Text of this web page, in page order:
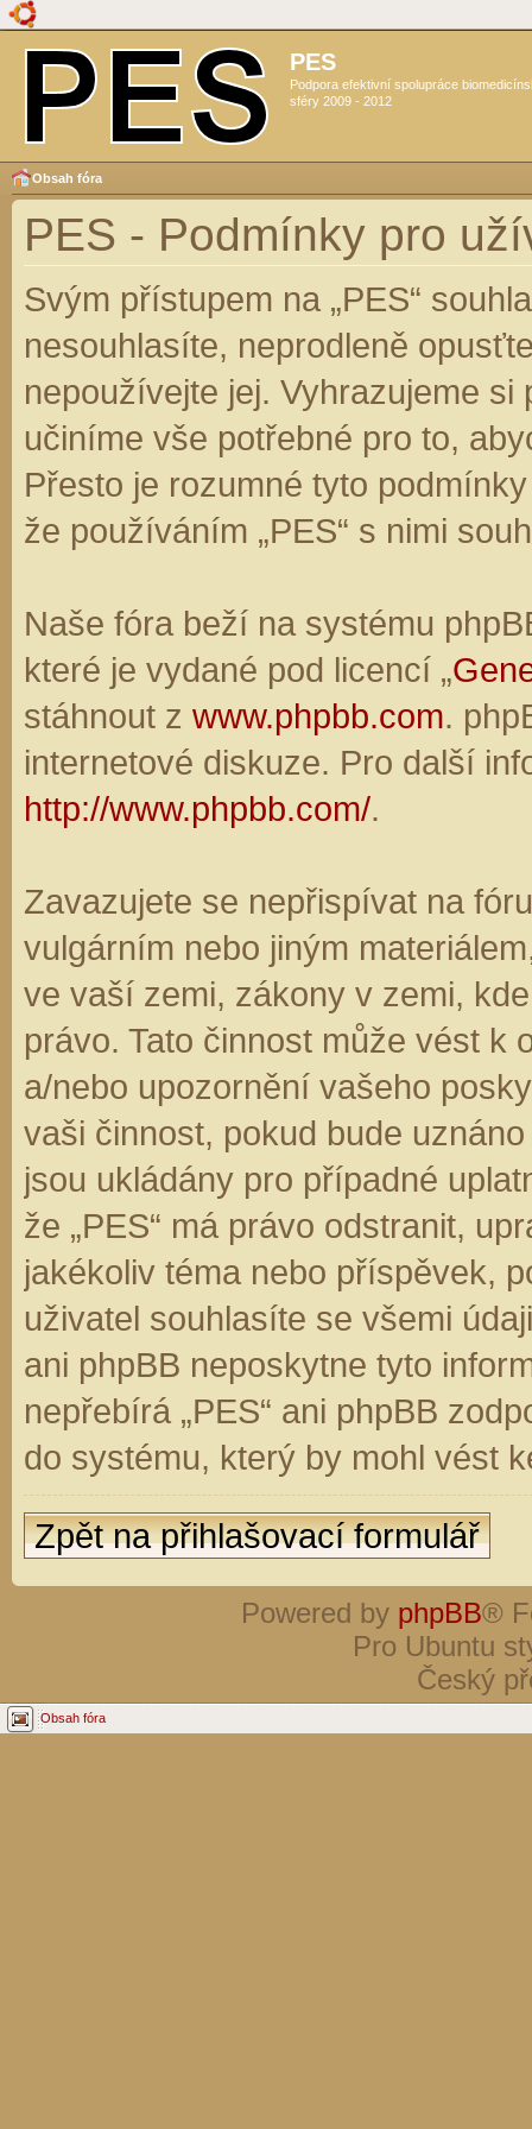
PES
Podpora efektivní spolupráce
sféry 2009 - 2012
Obsah fóra
PES - Podmínky pro
Svým přístupem na „PES“
nesouhlasíte, neprodleně
nepoužívejte jej. Vyhrazujeme
učiníme vše potřebné pro to,
Přesto je rozumné tyto
že používáním „PES“ s nimi
Naše fóra beží na systému
které je vydané pod licencí „
stáhnout z www.phpbb.com.
internetové diskuze. Pro další
http://www.phpbb.com/.
Zavazujete se nepřispívat na
vulgárním nebo jiným
ve vaší zemi, zákony v zemi,
právo. Tato činnost může vést k
a/nebo upozornění vašeho
vaši činnost, pokud bude
jsou ukládány pro případné
že „PES“ má právo odstranit,
jakékoliv téma nebo příspěvek,
uživatel souhlasíte se všemi
ani phpBB neposkytne tyto
nepřebírá „PES“ ani phpBB
do systému, který by mohl vést
Zpět na přihlašovací formulář
Powered by phpBB®
Pro Ubuntu
Český
Obsah fóra